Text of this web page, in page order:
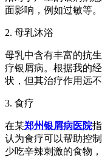
面影响，例如过敏等。
2. 母乳沐浴
母乳中含有丰富的抗
疗银屑病。根据我的
状，但其治疗作用远
3. 食疗
在某郑州银屑病医院
认为食疗可以帮助控
少吃辛辣刺激的食物